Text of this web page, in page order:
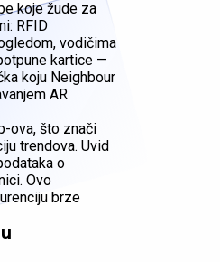
koje žude za
RFID
vodičima
kartice —
koju Neighbour
AR
ova, što znači
trendova. Uvid
o
Ovo
brze